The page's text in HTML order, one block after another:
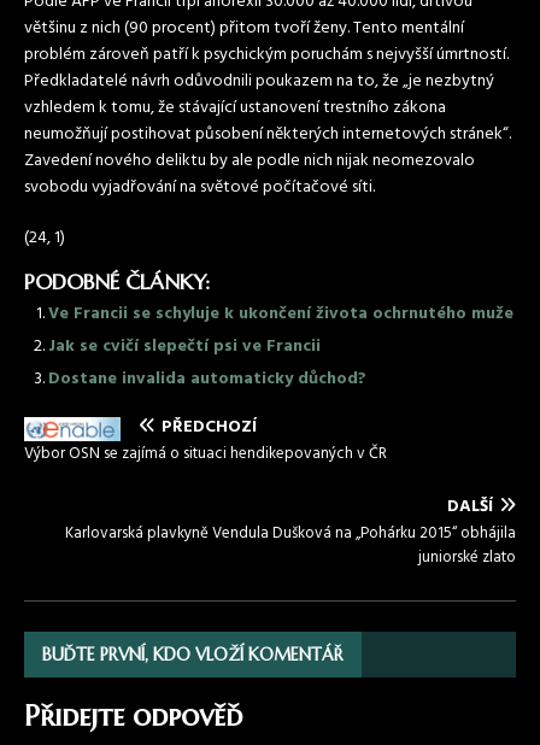
většinu z nich (90 procent) přitom tvoří ženy. Tento mentální
problém zároveň patří k psychickým poruchám s nejvyšší úmrtností.
Předkladatelé návrh odůvodnili poukazem na to, že „je nezbytný
vzhledem k tomu, že stávající ustanovení trestního zákona
neumožňují postihovat působení některých internetových stránek“.
Zavedení nového deliktu by ale podle nich nijak neomezovalo
svobodu vyjadřování na světové počítačové síti.
(24, 1)
PODOBNÉ ČLÁNKY:
Ve Francii se schyluje k ukončení života ochrnutého muže
Jak se cvičí slepečtí psi ve Francii
Dostane invalida automaticky důchod?
PŘEDCHOZÍ
Výbor OSN se zajímá o situaci hendikepovaných v ČR
DALŠÍ
Karlovarská plavkyně Vendula Dušková na „Pohárku 2015“ obhájila
juniorské zlato
BUĎTE PRVNÍ, KDO VLOŽÍ KOMENTÁŘ
Přidejte odpověď